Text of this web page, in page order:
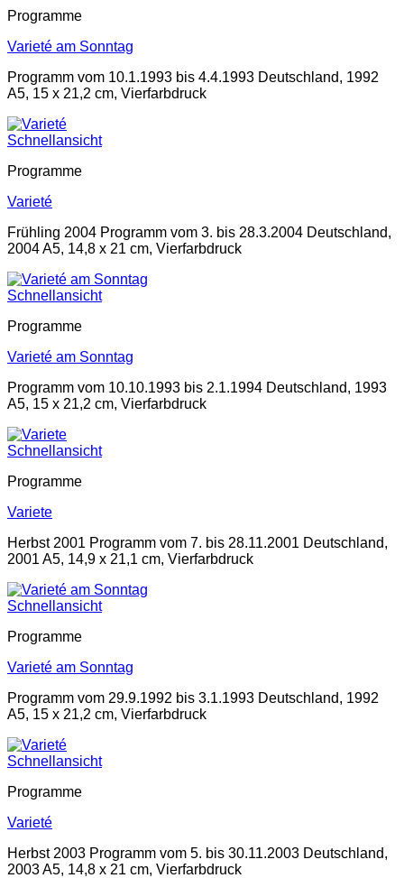
Programme
Varieté am Sonntag
Programm vom 10.1.1993 bis 4.4.1993 Deutschland, 1992
A5, 15 x 21,2 cm, Vierfarbdruck
Schnellansicht
Programme
Varieté
Frühling 2004 Programm vom 3. bis 28.3.2004 Deutschland,
2004 A5, 14,8 x 21 cm, Vierfarbdruck
Schnellansicht
Programme
Varieté am Sonntag
Programm vom 10.10.1993 bis 2.1.1994 Deutschland, 1993
A5, 15 x 21,2 cm, Vierfarbdruck
Schnellansicht
Programme
Variete
Herbst 2001 Programm vom 7. bis 28.11.2001 Deutschland,
2001 A5, 14,9 x 21,1 cm, Vierfarbdruck
Schnellansicht
Programme
Varieté am Sonntag
Programm vom 29.9.1992 bis 3.1.1993 Deutschland, 1992
A5, 15 x 21,2 cm, Vierfarbdruck
Schnellansicht
Programme
Varieté
Herbst 2003 Programm vom 5. bis 30.11.2003 Deutschland,
2003 A5, 14,8 x 21 cm, Vierfarbdruck